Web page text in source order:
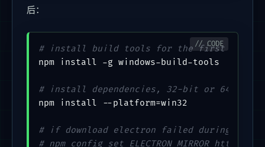
后：
# install build tools for the first time,
npm install -g windows-build-tools
# install dependencies, 32-bit or 64-bit
npm install --platform=win32
# if download electron failed during
# npm config set ELECTRON_MIRROR